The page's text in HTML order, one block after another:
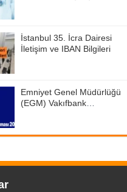
İstanbul 35. İcra Dairesi
İletişim ve IBAN Bilgileri
Emniyet Genel Müdürlüğü
(EGM) Vakıfbank